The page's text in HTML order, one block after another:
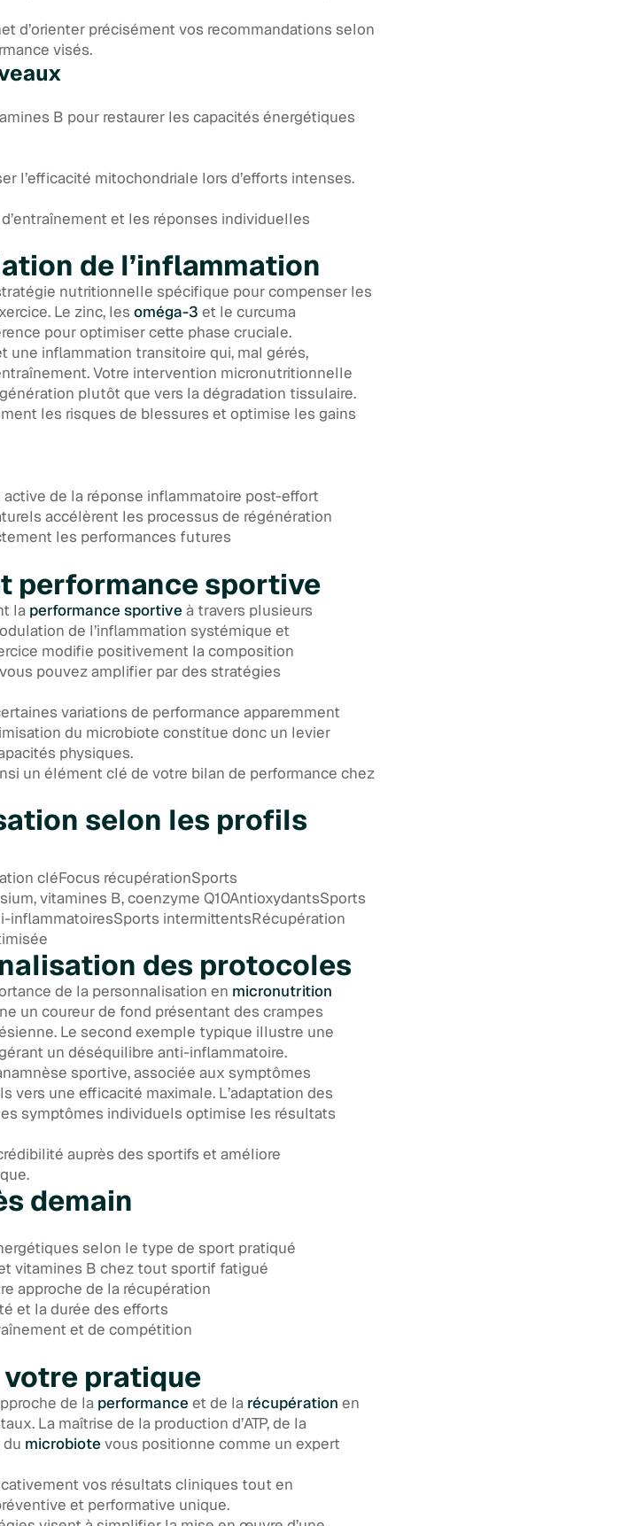
d’orienter précisément vos recommandations selon
visés.
B pour restaurer les capacités énergétiques
l’efficacité mitochondriale lors d’efforts intenses.
et les réponses individuelles
de l’inflammation
nutritionnelle spécifique pour compenser les
Le zinc, les oméga-3 et le curcuma
pour optimiser cette phase cruciale.
une inflammation transitoire qui, mal gérés,
Votre intervention micronutritionnelle
plutôt que vers la dégradation tissulaire.
les risques de blessures et optimise les gains
de la réponse inflammatoire post-effort
accélèrent les processus de régénération
les performances futures
performance sportive
la performance sportive à travers plusieurs
de l’inflammation systémique et
modifie positivement la composition
pouvez amplifier par des stratégies
variations de performance apparemment
du microbiote constitue donc un levier
physiques.
un élément clé de votre bilan de performance chez
selon les profils
cléFocus récupérationSports
vitamines B, coenzyme Q10AntioxydantsSports
inflammatoiresSports intermittentsRécupération
des protocoles
de la personnalisation en micronutrition
un coureur de fond présentant des crampes
Le second exemple typique illustre une
un déséquilibre anti-inflammatoire.
sportive, associée aux symptômes
une efficacité maximale. L’adaptation des
symptômes individuels optimise les résultats
auprès des sportifs et améliore
demain
selon le type de sport pratiqué
vitamines B chez tout sportif fatigué
approche de la récupération
et la durée des efforts
et de compétition
pratique
de la performance et de la récupération en
La maîtrise de la production d’ATP, de la
microbiote vous positionne comme un expert
vos résultats cliniques tout en
et performative unique.